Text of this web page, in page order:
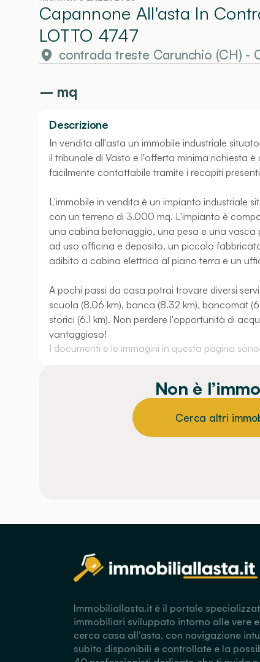
Capannone All'asta In
LOTTO 4747
contrada treste Carunchio (CH) -
– mq
Descrizione
In vendita all'asta un immobile industriale
il tribunale di Vasto e l'offerta minima richiesta
facilmente contattabile tramite i recapiti
L'immobile in vendita è un impianto industriale
con un terreno di 3.000 mq. L'impianto è
una cabina betonaggio, una pesa e una
ad uso officina e deposito, un piccolo
adibito a cabina elettrica al piano terra e un
A pochi passi da casa potrai trovare diversi
scuola (8.06 km), banca (8.32 km), bancomat
storici (6.1 km). Non perdere l'opportunità di
vantaggioso!
I documenti e le immagini in questa pagina
Non è
Cerca altri
Immobiliallasta.it è il portale
immobiliari sviluppato intorno alle vere
cerca casa all’asta, con navigazione
subito disponibili e controllate e la